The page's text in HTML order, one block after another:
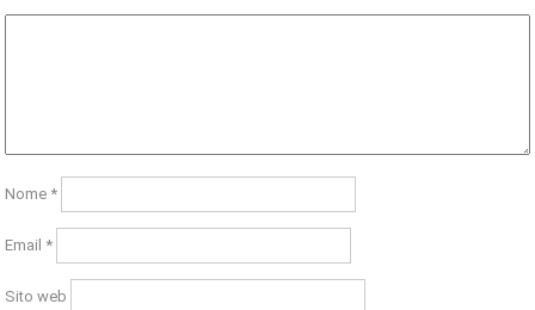
Nome *
Email *
Sito web